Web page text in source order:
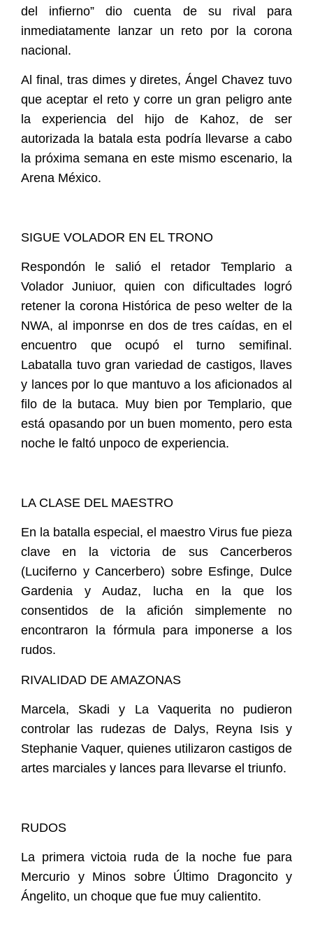
del infierno” dio cuenta de su rival para
inmediatamente lanzar un reto por la corona
nacional.
Al final, tras dimes y diretes, Ángel Chavez tuvo
que aceptar el reto y corre un gran peligro ante
la experiencia del hijo de Kahoz, de ser
autorizada la batala esta podría llevarse a cabo
la próxima semana en este mismo escenario, la
Arena México.
SIGUE VOLADOR EN EL TRONO
Respondón le salió el retador Templario a
Volador Juniuor, quien con dificultades logró
retener la corona Histórica de peso welter de la
NWA, al imponrse en dos de tres caídas, en el
encuentro que ocupó el turno semifinal.
Labatalla tuvo gran variedad de castigos, llaves
y lances por lo que mantuvo a los aficionados al
filo de la butaca. Muy bien por Templario, que
está opasando por un buen momento, pero esta
noche le faltó unpoco de experiencia.
LA CLASE DEL MAESTRO
En la batalla especial, el maestro Virus fue pieza
clave en la victoria de sus Cancerberos
(Luciferno y Cancerbero) sobre Esfinge, Dulce
Gardenia y Audaz, lucha en la que los
consentidos de la afición simplemente no
encontraron la fórmula para imponerse a los
rudos.
RIVALIDAD DE AMAZONAS
Marcela, Skadi y La Vaquerita no pudieron
controlar las rudezas de Dalys, Reyna Isis y
Stephanie Vaquer, quienes utilizaron castigos de
artes marciales y lances para llevarse el triunfo.
RUDOS
La primera victoia ruda de la noche fue para
Mercurio y Minos sobre Último Dragoncito y
Ángelito, un choque que fue muy calientito.